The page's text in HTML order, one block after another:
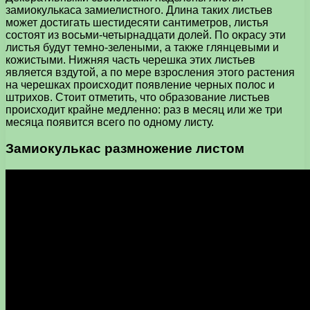
замиокулькаса замиелистного. Длина таких листьев
может достигать шестидесяти сантиметров, листья
состоят из восьми-четырнадцати долей. По окрасу эти
листья будут темно-зелеными, а также глянцевыми и
кожистыми. Нижняя часть черешка этих листьев
является вздутой, а по мере взросления этого растения
на черешках происходит появление черных полос и
штрихов. Стоит отметить, что образование листьев
происходит крайне медленно: раз в месяц или же три
месяца появится всего по одному листу.
Замиокулькас размножение листом